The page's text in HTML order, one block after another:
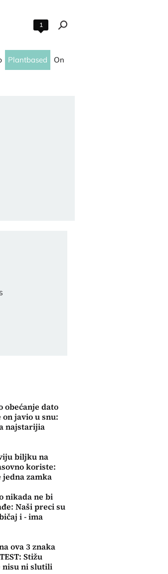
1
Plantbased On
obećanje dato
on javio u snu:
najstarijia
biljku na
koriste:
zamka
nikada ne bi
Naši preci su
i - ima
ova 3 znaka
Stižu
nisu ni slutili